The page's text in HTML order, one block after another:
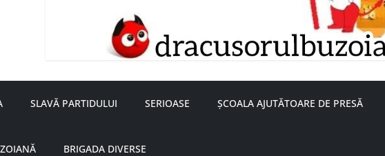
SLAVĂ PARTIDULUI SERIOASE ȘCOALA AJUTĂTOARE DE PRESĂ
BRIGADA DIVERSE